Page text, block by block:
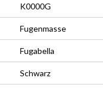
K0000G
Fugenmasse
Fugabella
Schwarz